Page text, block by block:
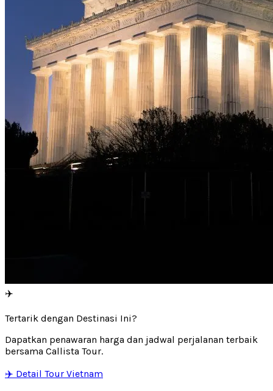
✈️
Tertarik dengan Destinasi Ini?
Dapatkan penawaran harga dan jadwal perjalanan terbaik
bersama Callista Tour.
✈️ Detail Tour Vietnam